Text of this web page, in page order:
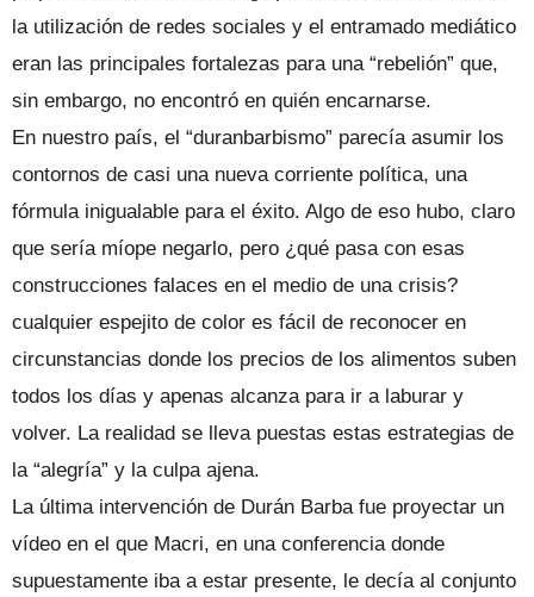
la utilización de redes sociales y el entramado mediático
eran las principales fortalezas para una “rebelión” que,
sin embargo, no encontró en quién encarnarse.
En nuestro país, el “duranbarbismo” parecía asumir los
contornos de casi una nueva corriente política, una
fórmula inigualable para el éxito. Algo de eso hubo, claro
que sería míope negarlo, pero ¿qué pasa con esas
construcciones falaces en el medio de una crisis?
cualquier espejito de color es fácil de reconocer en
circunstancias donde los precios de los alimentos suben
todos los días y apenas alcanza para ir a laburar y
volver. La realidad se lleva puestas estas estrategias de
la “alegría” y la culpa ajena.
La última intervención de Durán Barba fue proyectar un
vídeo en el que Macri, en una conferencia donde
supuestamente iba a estar presente, le decía al conjunto